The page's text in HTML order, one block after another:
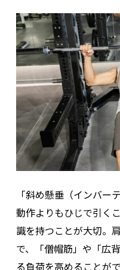
「斜め懸垂（インバー
動作よりもひじで引く
識を持つことが大切。
で、「僧帽筋」や「広
る負荷を高めることがで